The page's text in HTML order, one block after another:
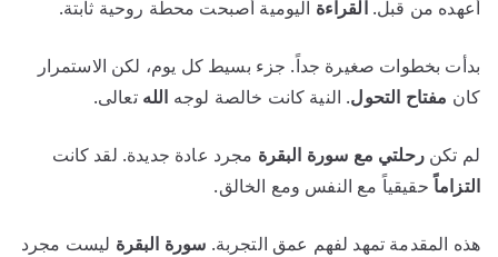
أعهده من قبل.القراءة اليومية أصبحت محطة روحية ثابتة.
بدأت بخطوات صغيرة جداً. جزء بسيط كل يوم، لكن الاستمرار
كان مفتاح التحول. النية كانت خالصة لوجه الله تعالى.
لم تكنرحلتي مع سورة البقرة مجرد عادة جديدة. لقد كانت
التزاماًحقيقياً مع النفس ومع الخالق.
هذه المقدمة تمهد لفهم عمق التجربة. سورة البقرة ليست مجرد